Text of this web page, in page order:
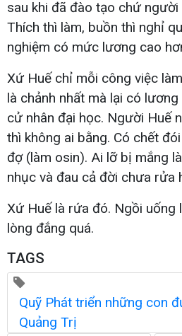
sau khi đã đào tạo chứ
Thích thì làm, buồn thì nghỉ
nghiệm có mức lương cao
Xứ Huế chỉ mỗi công việc
là chảnh nhất mà lại có
cử nhân đại học. Người Huế
thì không ai bằng. Có chết
đợ (làm osin). Ai lỡ bị mắng
nhục và đau cả đời chưa rửa
Xứ Huế là rứa đó. Ngồi uống
lòng đắng quá.
TAGS
Quỹ Phát triển những con
Quảng Trị